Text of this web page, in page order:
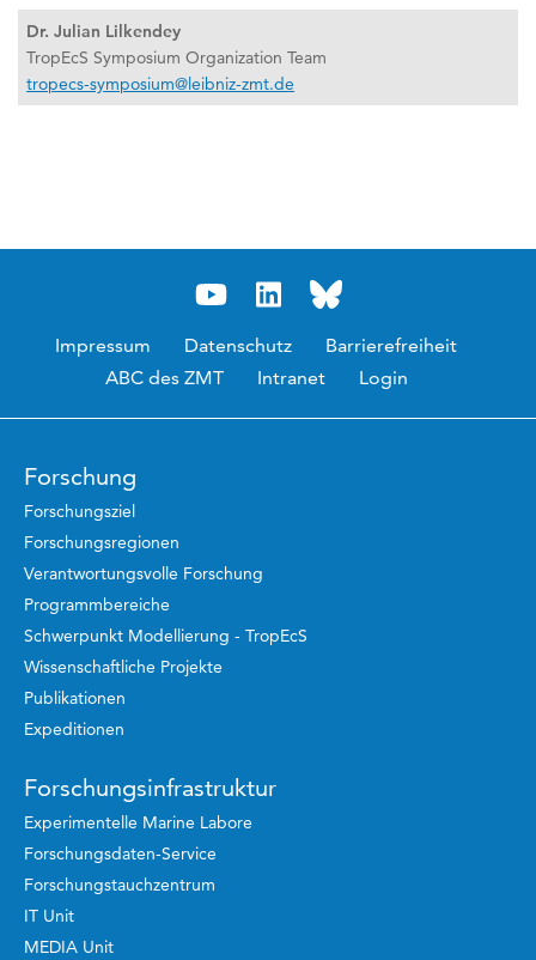
Dr. Julian Lilkendey
TropEcS Symposium Organization Team
tropecs-symposium@leibniz-zmt.de
Impressum Datenschutz
Barrierefreiheit
ABC des ZMT
Intranet Login
Forschung
Forschungsziel
Forschungsregionen
Verantwortungsvolle Forschung
Programmbereiche
Schwerpunkt Modellierung - TropEcS
Wissenschaftliche Projekte
Publikationen
Expeditionen
Forschungsinfrastruktur
Experimentelle Marine Labore
Forschungsdaten-Service
Forschungstauchzentrum
IT Unit
MEDIA Unit